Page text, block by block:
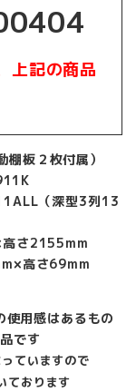
上記の商品
板２枚付属）
（深型3列13
さ2155mm
高さ69mm
使用感はあるもの
です
ていますので
ております